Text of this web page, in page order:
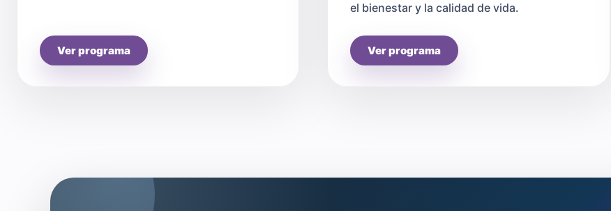
Ver programa
el bienestar y la calidad de vida.
Ver programa